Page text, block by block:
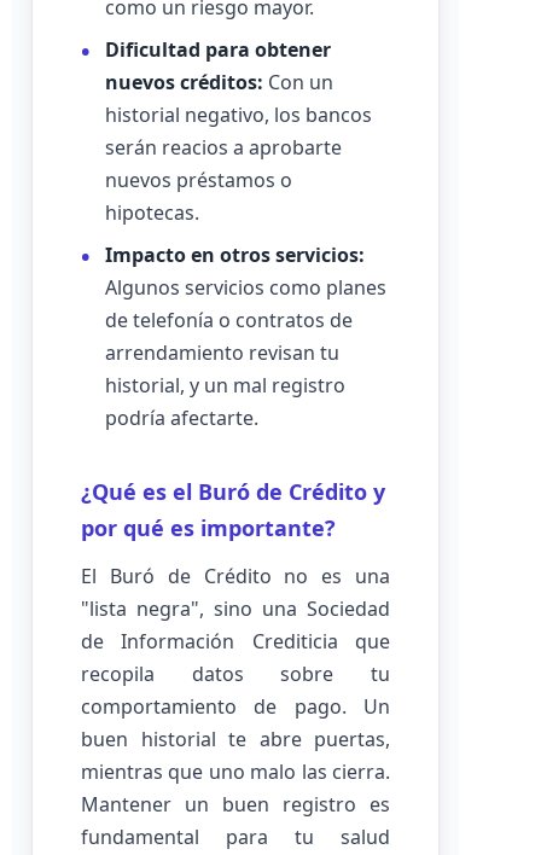
como un riesgo mayor.
Dificultad para obtener
nuevos créditos: Con un
historial negativo, los bancos
serán reacios a aprobarte
nuevos préstamos o
hipotecas.
Impacto en otros servicios:
Algunos servicios como planes
de telefonía o contratos de
arrendamiento revisan tu
historial, y un mal registro
podría afectarte.
¿Qué es el Buró de Crédito y
por qué es importante?
El Buró de Crédito no es una
"lista negra", sino una Sociedad
de Información Crediticia que
recopila datos sobre tu
comportamiento de pago. Un
buen historial te abre puertas,
mientras que uno malo las cierra.
Mantener un buen registro es
fundamental para tu salud